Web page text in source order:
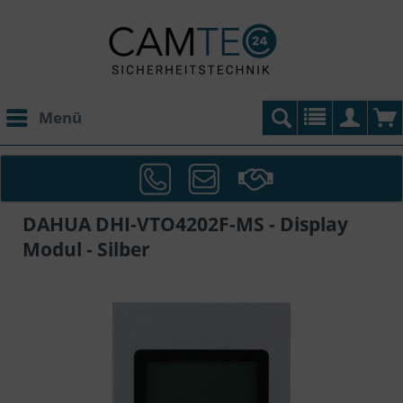
Menü
DAHUA DHI-VTO4202F-MS - Display
Modul - Silber